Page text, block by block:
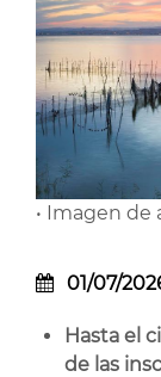
• Imagen de
01/07/
Hasta el
de las